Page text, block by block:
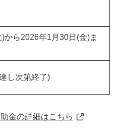
から2026年1月30日(金)ま
し次第終了)
金の詳細はこちら